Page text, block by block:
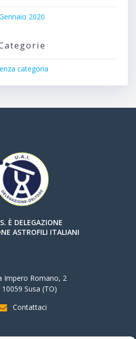
2020
categoria
È DELEGAZIONE
ASTROFILI ITALIANI
Impero Romano, 2
10059 Susa (TO)
Contattaci